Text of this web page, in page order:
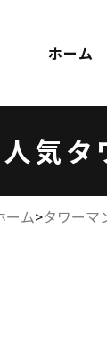
ホーム
気タ
ーム>タワーマ